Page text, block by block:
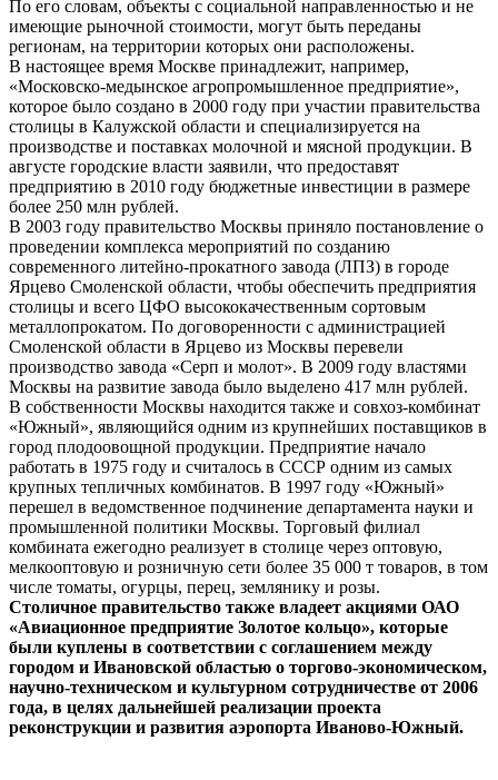
По его словам, объекты с социальной направленностью и не
имеющие рыночной стоимости, могут быть переданы
регионам, на территории которых они расположены.
В настоящее время Москве принадлежит, например,
«Московско-медынское агропромышленное предприятие»,
которое было создано в 2000 году при участии правительства
столицы в Калужской области и специализируется на
производстве и поставках молочной и мясной продукции. В
августе городские власти заявили, что предоставят
предприятию в 2010 году бюджетные инвестиции в размере
более 250 млн рублей.
В 2003 году правительство Москвы приняло постановление о
проведении комплекса мероприятий по созданию
современного литейно-прокатного завода (ЛПЗ) в городе
Ярцево Смоленской области, чтобы обеспечить предприятия
столицы и всего ЦФО высококачественным сортовым
металлопрокатом. По договоренности с администрацией
Смоленской области в Ярцево из Москвы перевели
производство завода «Серп и молот». В 2009 году властями
Москвы на развитие завода было выделено 417 млн рублей.
В собственности Москвы находится также и совхоз-комбинат
«Южный», являющийся одним из крупнейших поставщиков в
город плодоовощной продукции. Предприятие начало
работать в 1975 году и считалось в СССР одним из самых
крупных тепличных комбинатов. В 1997 году «Южный»
перешел в ведомственное подчинение департамента науки и
промышленной политики Москвы. Торговый филиал
комбината ежегодно реализует в столице через оптовую,
мелкооптовую и розничную сети более 35 000 т товаров, в том
числе томаты, огурцы, перец, землянику и розы.
Столичное правительство также владеет акциями ОАО
«Авиационное предприятие Золотое кольцо», которые
были куплены в соответствии с соглашением между
городом и Ивановской областью о торгово-экономическом,
научно-техническом и культурном сотрудничестве от 2006
года, в целях дальнейшей реализации проекта
реконструкции и развития аэропорта Иваново-Южный.